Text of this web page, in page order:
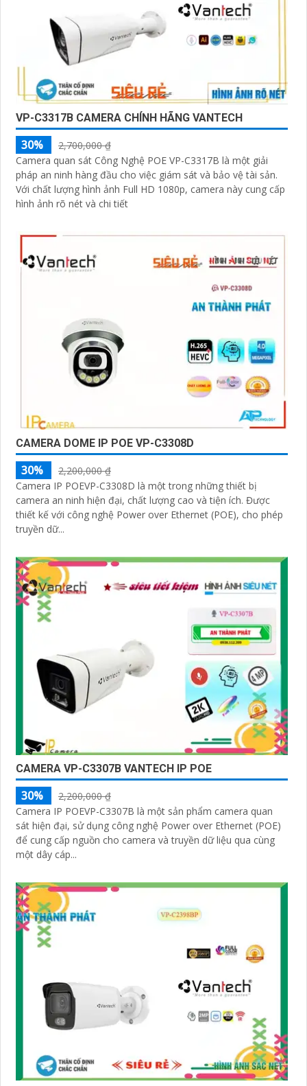
VP-C3317B CAMERA CHÍNH HÃNG VANTECH
30%
2,700,000 ₫
Camera quan sát Công Nghệ POE VP-C3317B là một giải
pháp an ninh hàng đầu cho việc giám sát và bảo vệ tài sản.
Với chất lượng hình ảnh Full HD 1080p, camera này cung cấp
hình ảnh rõ nét và chi tiết
CAMERA DOME IP POE VP-C3308D
30%
2,200,000 ₫
Camera IP POEVP-C3308D là một trong những thiết bị
camera an ninh hiện đại, chất lượng cao và tiện ích. Được
thiết kế với công nghệ Power over Ethernet (POE), cho phép
truyền dữ...
CAMERA VP-C3307B VANTECH IP POE
30%
2,200,000 ₫
Camera IP POEVP-C3307B là một sản phẩm camera quan
sát hiện đại, sử dụng công nghệ Power over Ethernet (POE)
để cung cấp nguồn cho camera và truyền dữ liệu qua cùng
một dây cáp...